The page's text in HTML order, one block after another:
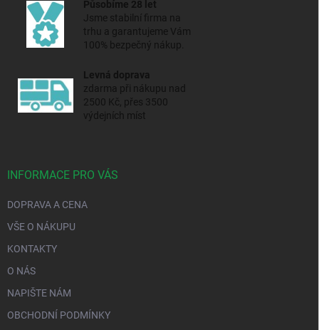
Působíme 28 let
Jsme stabilní firma na
trhu a garantujeme Vám
100% bezpečný nákup.
Levná doprava
zdarma při nákupu nad
2500 Kč, přes 3500
výdejních míst
INFORMACE PRO VÁS
DOPRAVA A CENA
VŠE O NÁKUPU
KONTAKTY
O NÁS
NAPIŠTE NÁM
OBCHODNÍ PODMÍNKY